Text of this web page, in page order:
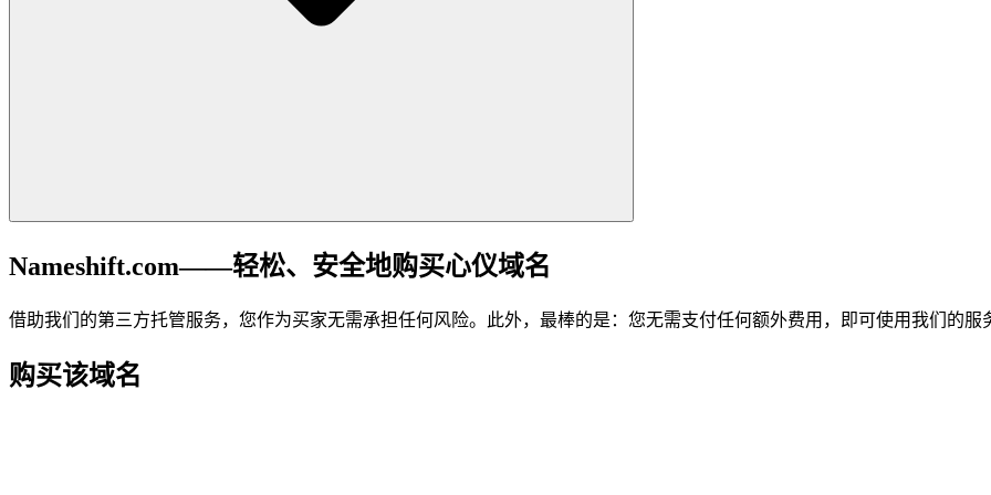
Nameshift.com——轻松、安全地购买心仪域名
借助我们的第三方托管服务，您作为买家无需承担任何风险。此外，最棒的是：您无需支付任何额外费用，即可使用我们的服
购买该域名